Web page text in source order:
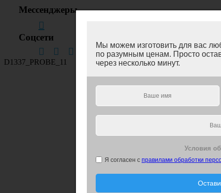
Мессенджеры
Соцсети
Мы можем изготовить для вас
по разумным ценам. Просто
через несколько минут.
Условия
Я согласен с правилами обработки